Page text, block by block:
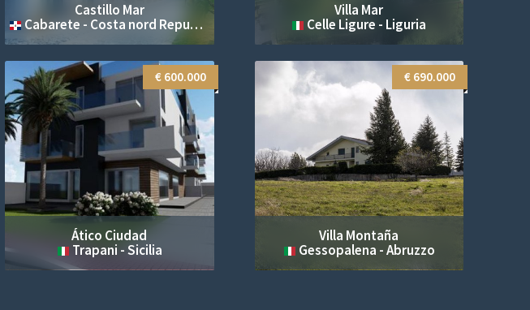
Castillo Mar
Cabarete - Costa nord Repubblica Dominicana
Villa Mar
Celle Ligure - Liguria
€ 600.000
Ático Ciudad
Trapani - Sicilia
€ 690.000
Villa Montaña
Gessopalena - Abruzzo